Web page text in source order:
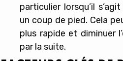
particulier lorsqu’il
un coup de pied. Cela
plus rapide et diminuer
par la suite.